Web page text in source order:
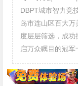
DBPT城市智力竞
岛市连山区百大
度层层筛选，成
启万众瞩目的冠军